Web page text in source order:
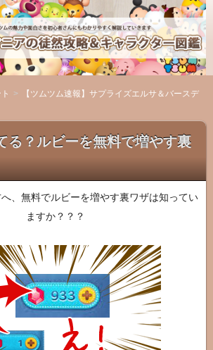
【ツムツム速報】サプライズエルサ＆バースデ
る？ルビーを無料で増やす裏
、無料でルビーを増やす裏ワザは知ってい
ますか？？？